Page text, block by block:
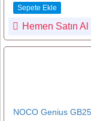
Sepete Ekle
Hemen Satın Al